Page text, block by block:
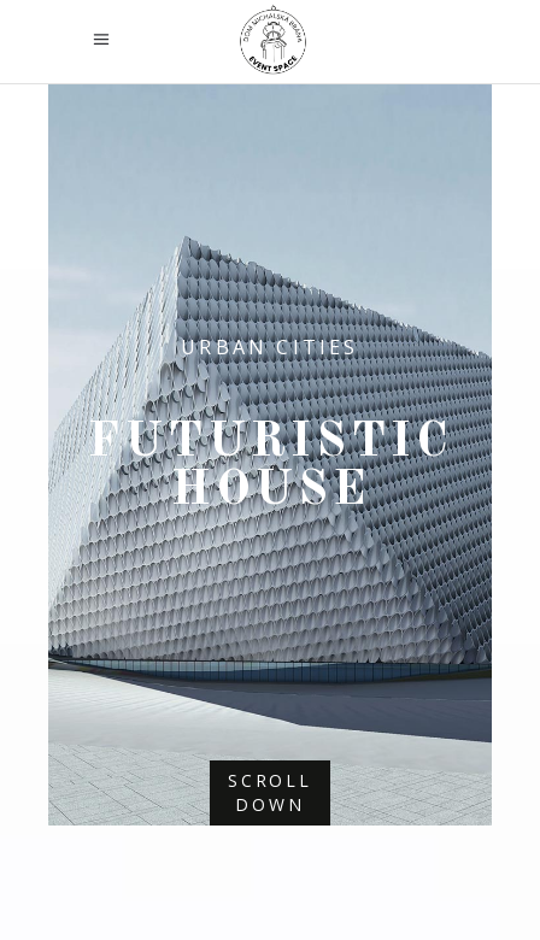
URBAN CITIES
FUTURISTIC
HOUSE
SCROLL
DOWN